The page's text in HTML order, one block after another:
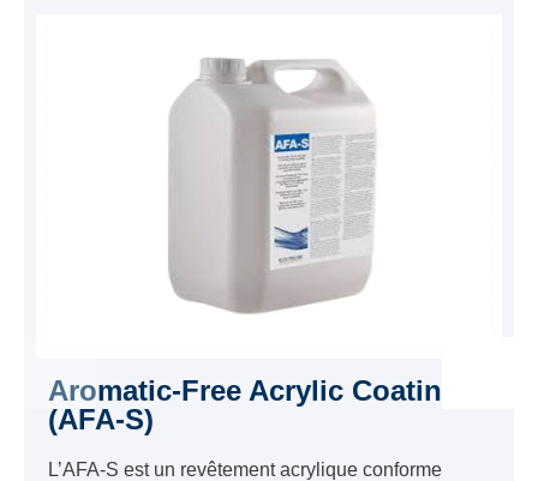
Aromatic-Free Acrylic Coating
(AFA-S)
L’AFA-S est un revêtement acrylique conforme